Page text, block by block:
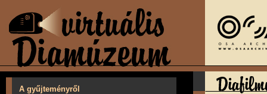
A gyűjteményről